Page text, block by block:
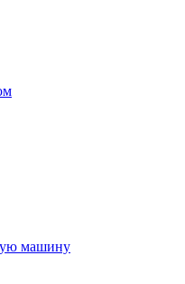
машину